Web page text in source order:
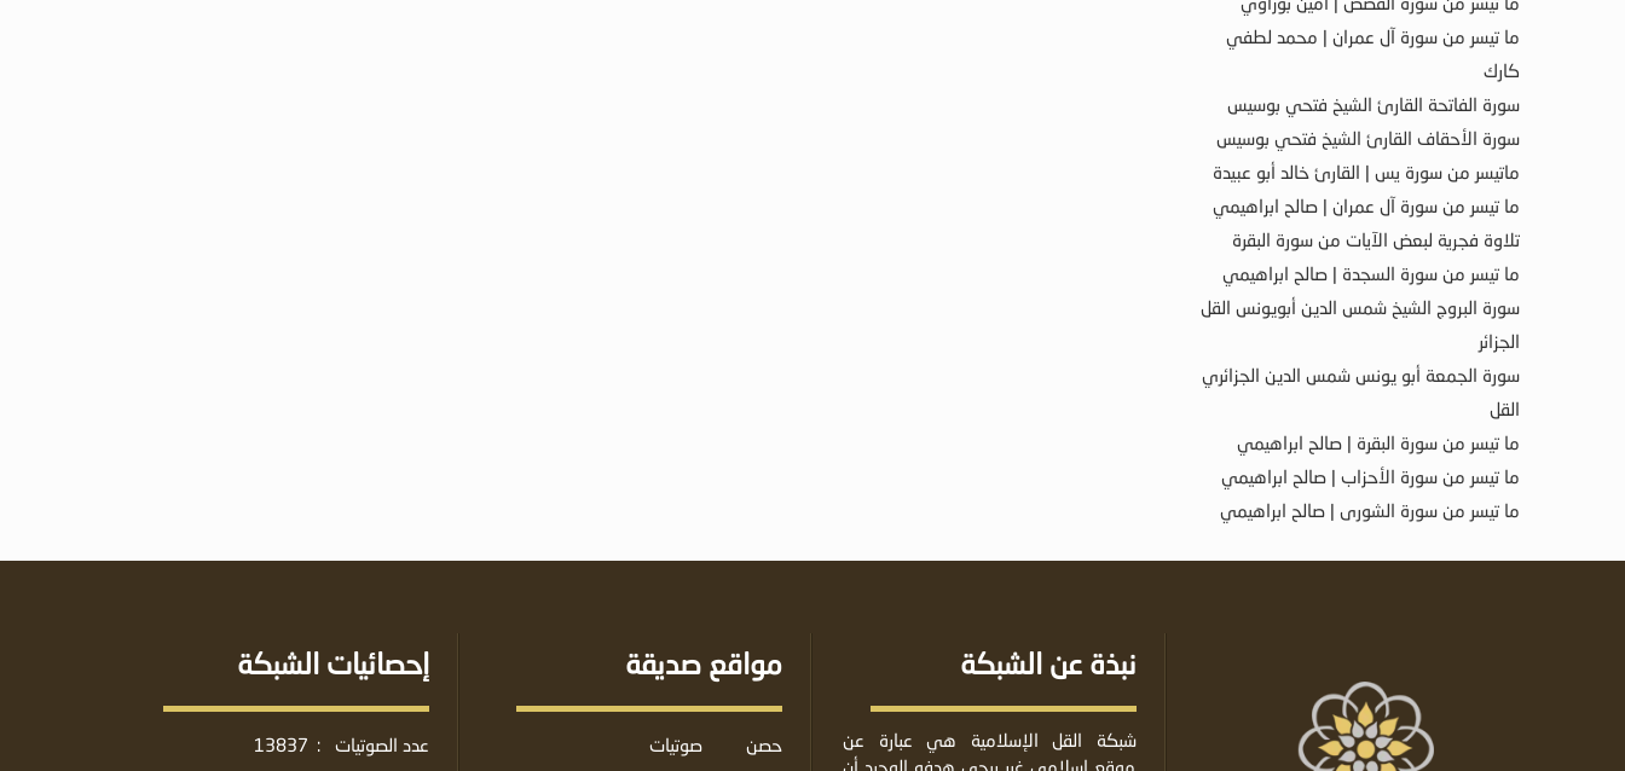
ما تيسر من سورة آل عمران | محمد لطفي
كارك
سورة الفاتحة القارئ الشيخ فتحي بوسيس
سورة الأحقاف القارئ الشيخ فتحي بوسيس
ماتيسر من سورة يس | القارئ خالد أبو عبيدة
ما تيسر من سورة آل عمران | صالح ابراهيمي
تلاوة فجرية لبعض الآيات من سورة البقرة
ما تيسر من سورة السجدة | صالح ابراهيمي
سورة البروج الشيخ شمس الدين أبويونس القل
الجزائر
سورة الجمعة أبو يونس شمس الدين الجزائري
القل
ما تيسر من سورة البقرة | صالح ابراهيمي
ما تيسر من سورة الأحزاب | صالح ابراهيمي
ما تيسر من سورة الشورى | صالح ابراهيمي
نبذة عن الشبكة
شبكة القل الإسلامية هي عبارة عن
موقع إسلامي غير ربحي هدفه الوحيد أن
مواقع صديقة
حصن
صوتيات
إحصائيات الشبكة
عدد الصوتيات :
13837